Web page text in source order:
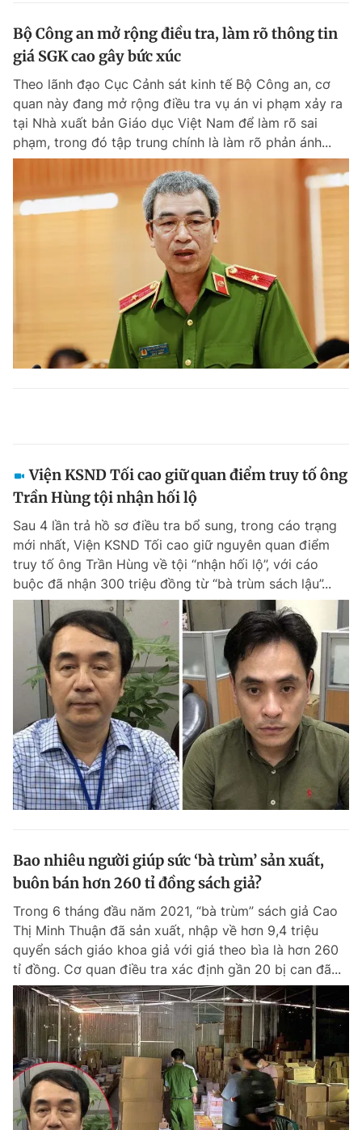
Bộ Công an mở rộng điều tra, làm rõ thông tin
giá SGK cao gây bức xúc
Theo lãnh đạo Cục Cảnh sát kinh tế Bộ Công an, cơ
quan này đang mở rộng điều tra vụ án vi phạm xảy ra
tại Nhà xuất bản Giáo dục Việt Nam để làm rõ sai
phạm, trong đó tập trung chính là làm rõ phản ánh...
Viện KSND Tối cao giữ quan điểm truy tố ông
Trần Hùng tội nhận hối lộ
Sau 4 lần trả hồ sơ điều tra bổ sung, trong cáo trạng
mới nhất, Viện KSND Tối cao giữ nguyên quan điểm
truy tố ông Trần Hùng về tội “nhận hối lộ”, với cáo
buộc đã nhận 300 triệu đồng từ “bà trùm sách lậu”...
Bao nhiêu người giúp sức ‘bà trùm’ sản xuất,
buôn bán hơn 260 tỉ đồng sách giả?
Trong 6 tháng đầu năm 2021, “bà trùm” sách giả Cao
Thị Minh Thuận đã sản xuất, nhập về hơn 9,4 triệu
quyển sách giáo khoa giả với giá theo bìa là hơn 260
tỉ đồng. Cơ quan điều tra xác định gần 20 bị can đã...